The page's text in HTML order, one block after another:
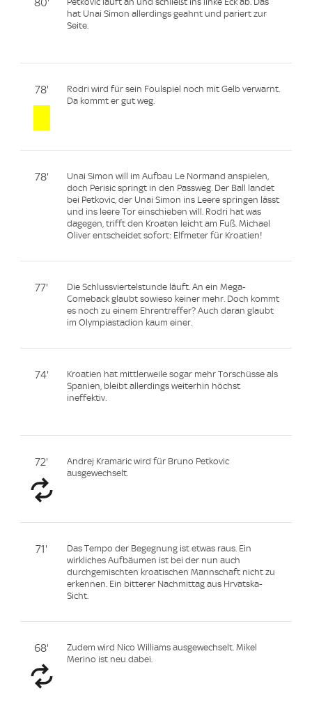
80'
hat Unai Simon allerdings geahnt und pariert zur
Seite.
78'
Rodri wird für sein Foulspiel noch mit Gelb verwarnt.
Da kommt er gut weg.
78'
Unai Simon will im Aufbau Le Normand anspielen,
doch Perisic springt in den Passweg. Der Ball landet
bei Petkovic, der Unai Simon ins Leere springen lässt
und ins leere Tor einschieben will. Rodri hat was
dagegen, trifft den Kroaten leicht am Fuß. Michael
Oliver entscheidet sofort: Elfmeter für Kroatien!
77'
Die Schlussviertelstunde läuft. An ein Mega-
Comeback glaubt sowieso keiner mehr. Doch kommt
es noch zu einem Ehrentreffer? Auch daran glaubt
im Olympiastadion kaum einer.
74'
Kroatien hat mittlerweile sogar mehr Torschüsse als
Spanien, bleibt allerdings weiterhin höchst
ineffektiv.
72'
Andrej Kramaric wird für Bruno Petkovic
ausgewechselt.
71'
Das Tempo der Begegnung ist etwas raus. Ein
wirkliches Aufbäumen ist bei der nun auch
durchgemischten kroatischen Mannschaft nicht zu
erkennen. Ein bitterer Nachmittag aus Hrvatska-
Sicht.
68'
Zudem wird Nico Williams ausgewechselt. Mikel
Merino ist neu dabei.